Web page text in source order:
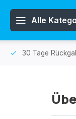
Alle
30 Tage